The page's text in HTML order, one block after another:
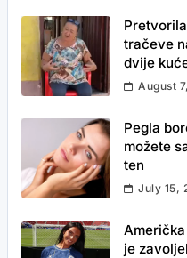
tračeve
dvije
August
Pegla
možete
ten
July 15,
je